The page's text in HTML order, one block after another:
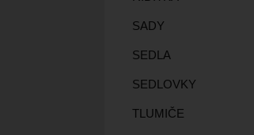
SADY
SEDLA
SEDLOVKY
TLUMIČE